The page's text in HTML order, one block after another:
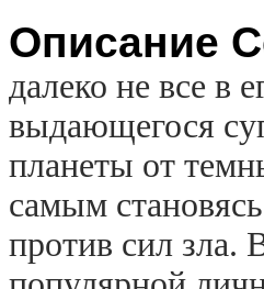
Описание
далеко не все в
выдающегося
планеты от
самым
против сил зла.